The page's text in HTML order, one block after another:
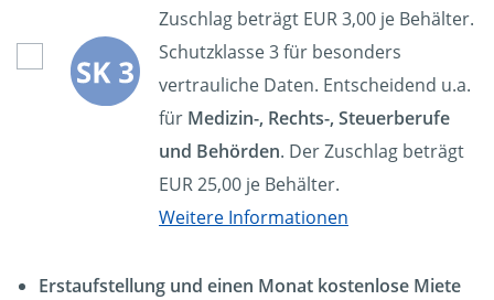
Zuschlag beträgt EUR 3,00 je Behälter.
Schutzklasse 3 für besonders
vertrauliche Daten. Entscheidend u.a.
für Medizin-, Rechts-, Steuerberufe
und Behörden. Der Zuschlag beträgt
EUR 25,00 je Behälter.
Weitere Informationen
Erstaufstellung und einen Monat kostenlose Miete